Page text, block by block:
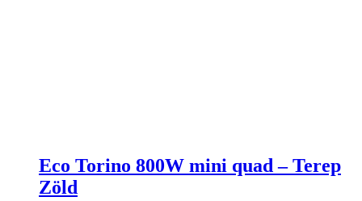
Eco Torino 800W mini quad – Terep
Zöld